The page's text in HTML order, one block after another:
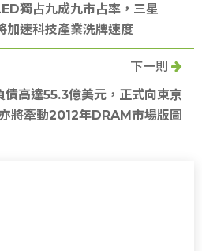
獨占九成九市占率，三星
加速科技產業洗牌速度
下一則
債高達55.3億美元，正式向東京
將牽動2012年DRAM市場版圖